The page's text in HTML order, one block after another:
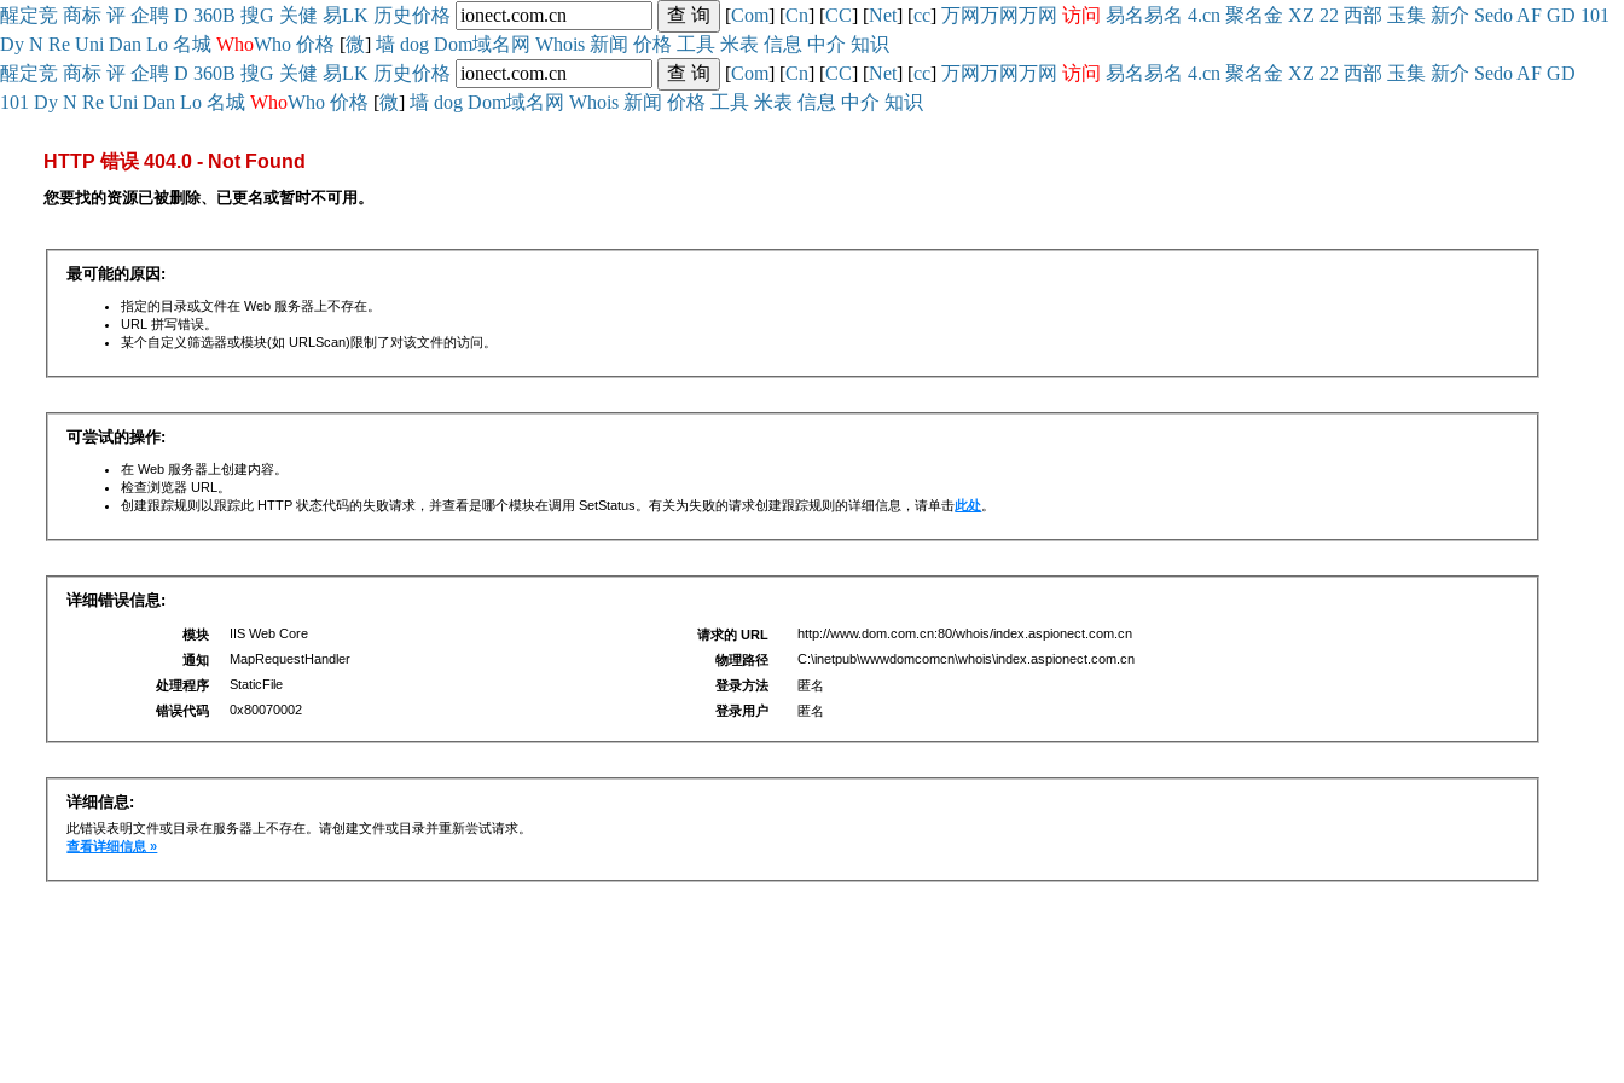
醒定竞 商标 评 企聘 D 360B 搜G 关健 易LK 历史价格 [Com] [Cn] [CC] [Net] [cc] 万网万网万网 访问 易名易名 4.cn 聚名金 XZ 22 西部 玉集 新介 Sedo AF GD 101
Dy N Re Uni Dan Lo 名城 WhoWho 价格 [微] 墙 dog Dom域名网 Whois 新闻 价格 工具 米表 信息 中介 知识